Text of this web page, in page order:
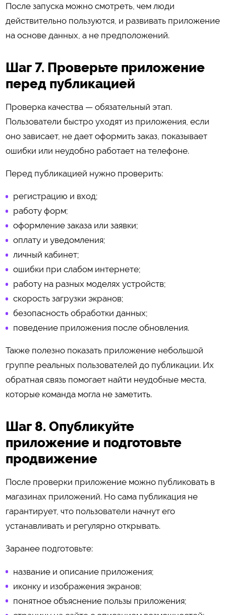
После запуска можно смотреть, чем люди
действительно пользуются, и развивать приложение
на основе данных, а не предположений.
Шаг 7. Проверьте приложение
перед публикацией
Проверка качества — обязательный этап.
Пользователи быстро уходят из приложения, если
оно зависает, не дает оформить заказ, показывает
ошибки или неудобно работает на телефоне.
Перед публикацией нужно проверить:
регистрацию и вход;
работу форм;
оформление заказа или заявки;
оплату и уведомления;
личный кабинет;
ошибки при слабом интернете;
работу на разных моделях устройств;
скорость загрузки экранов;
безопасность обработки данных;
поведение приложения после обновления.
Также полезно показать приложение небольшой
группе реальных пользователей до публикации. Их
обратная связь помогает найти неудобные места,
которые команда могла не заметить.
Шаг 8. Опубликуйте
приложение и подготовьте
продвижение
После проверки приложение можно публиковать в
магазинах приложений. Но сама публикация не
гарантирует, что пользователи начнут его
устанавливать и регулярно открывать.
Заранее подготовьте:
название и описание приложения;
иконку и изображения экранов;
понятное объяснение пользы приложения;